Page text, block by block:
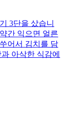
3단을 샀습니
간 익으면 얼른
어서 김치를 담
아삭한 식감에